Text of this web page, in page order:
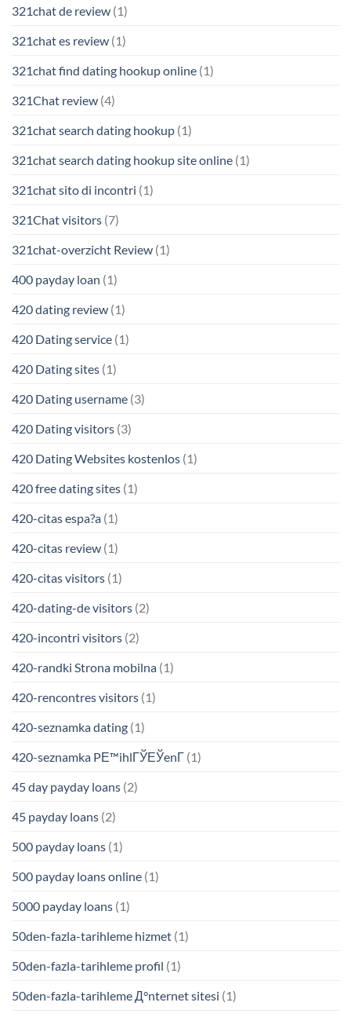
321chat de review (1)
321chat es review (1)
321chat find dating hookup online (1)
321Chat review (4)
321chat search dating hookup (1)
321chat search dating hookup site online (1)
321chat sito di incontri (1)
321Chat visitors (7)
321chat-overzicht Review (1)
400 payday loan (1)
420 dating review (1)
420 Dating service (1)
420 Dating sites (1)
420 Dating username (3)
420 Dating visitors (3)
420 Dating Websites kostenlos (1)
420 free dating sites (1)
420-citas espa?a (1)
420-citas review (1)
420-citas visitors (1)
420-dating-de visitors (2)
420-incontri visitors (2)
420-randki Strona mobilna (1)
420-rencontres visitors (1)
420-seznamka dating (1)
420-seznamka PЕ™ihlГЎЕЎenГ­ (1)
45 day payday loans (2)
45 payday loans (2)
500 payday loans (1)
500 payday loans online (1)
5000 payday loans (1)
50den-fazla-tarihleme hizmet (1)
50den-fazla-tarihleme profil (1)
50den-fazla-tarihleme Д°nternet sitesi (1)